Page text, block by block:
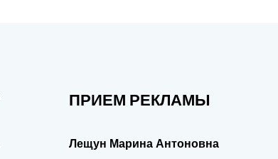
ПРИЕМ РЕКЛАМЫ
Лещун Марина Антоновна